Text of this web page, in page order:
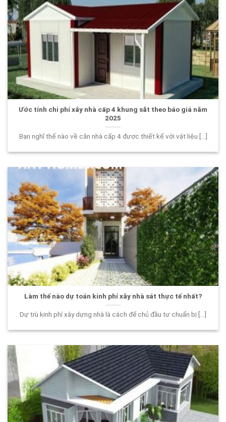
Ước tính chi phí xây nhà cấp 4 khung sắt theo báo giá năm
2025
Bạn nghĩ thế nào về căn nhà cấp 4 được thiết kế với vật liệu [...]
Làm thế nào dự toán kinh phí xây nhà sát thực tế nhất?
Dự trù kinh phí xây dựng nhà là cách để chủ đầu tư chuẩn bị [...]